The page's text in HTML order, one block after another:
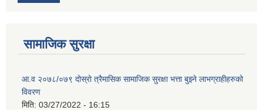
सामाजिक सुरक्षा
आ.व २०७८/०७९ दोस्रो त्रैमासिक सामाजिक सुरक्षा भत्ता बुझ्ने लाभग्राहीहरुको
विवरण
मिति: 03/27/2022 - 16:15